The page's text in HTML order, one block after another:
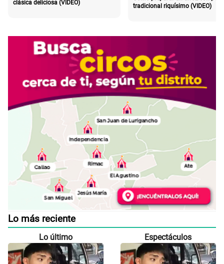
clásica deliciosa (VIDEO)
tradicional riquísimo (VIDEO)
Lo más reciente
Lo último Espectáculos